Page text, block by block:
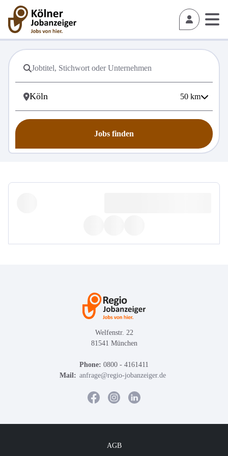
50 km
Jobs finden
Welfenstr. 22
81541 München
Phone: 0800 - 4161411
Mail: anfrage@regio-jobanzeiger.de
AGB